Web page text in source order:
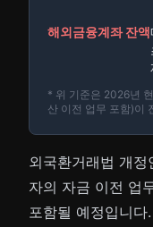
해외금융계좌 잔액
* 위 기준은 2026년
산 이전 업무 포함)이
외국환거래법 개
자의 자금 이전 업
포함될 예정입니